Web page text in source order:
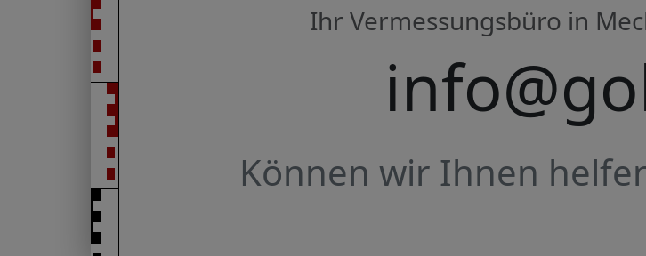
Ihr Vermessungsbüro in
Können wir Ihnen